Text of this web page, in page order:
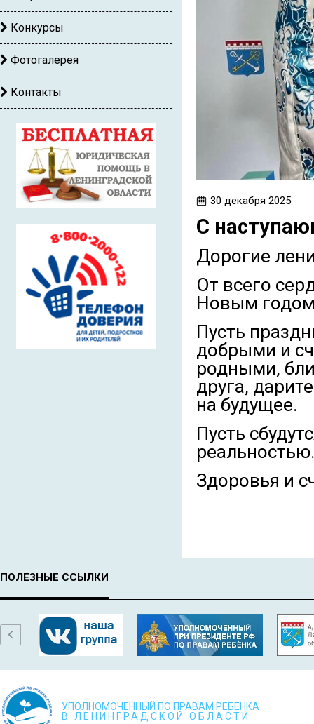
Конкурсы
Фотогалерея
Контакты
30 декабря 2025
С
Дорогие
От всего
Новым
Пусть
добрыми и
родными,
друга,
на будущее.
Пусть
реальностью.
Здоровья и
ПОЛЕЗНЫЕ ССЫЛКИ
УПОЛНОМОЧЕННЫЙ ПО ПРАВАМ РЕБЕНКА
В ЛЕНИНГРАДСКОЙ ОБЛАСТИ